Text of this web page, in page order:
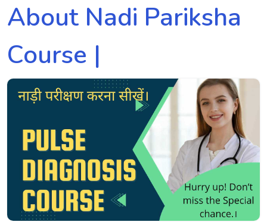
About Nadi Pariksha
Course |